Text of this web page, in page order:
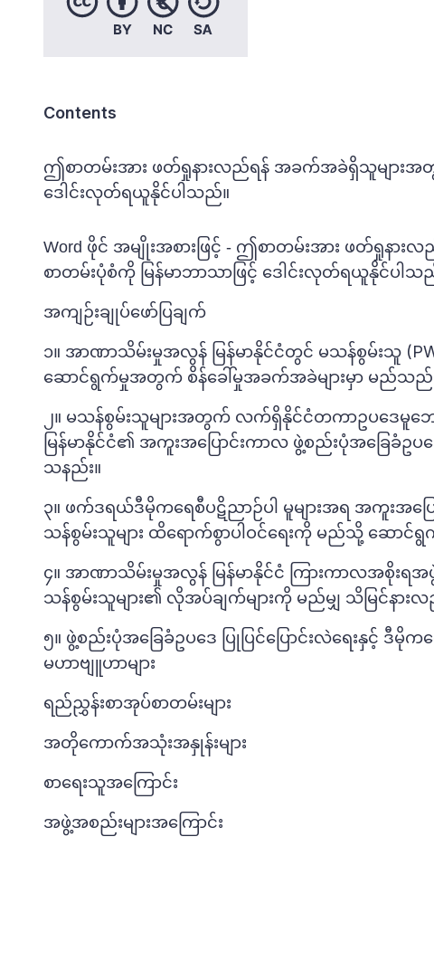
Contents
ဤစာတမ်းအား ဖတ်ရှုနားလည်ရန် အခက်အခဲရှိသူများ
ဒေါင်းလုတ်ရယူနိုင်ပါသည်။
Word ဖိုင် အမျိုးအစားဖြင့် - ဤစာတမ်းအား ဖတ်ရှုနာ
စာတမ်းပုံစံကို မြန်မာဘာသာဖြင့် ဒေါင်းလုတ်ရယူနိုင်ပါသ
အကျဉ်းချုပ်ဖော်ပြချက်
၁။ အာဏာသိမ်းမှုအလွန် မြန်မာနိုင်ငံတွင် မသန်စွမ်းသူ
ဆောင်ရွက်မှုအတွက် စိန်ခေါ်မှုအခက်အခဲများမှာ မည်သ
၂။ မသန်စွမ်းသူများအတွက် လက်ရှိနိုင်ငံတကာဥပဒေမူ
မြန်မာနိုင်ငံ၏ အကူးအပြောင်းကာလ ဖွဲ့စည်းပုံအခြေခံ
သနည်း။
၃။ ဖက်ဒရယ်ဒီမိုကရေစီပဋိညာဉ်ပါ မူများအရ အကူးအပြ
သန်စွမ်းသူများ ထိရောက်စွာပါဝင်ရေးကို မည်သို့ ဆောင်ရွ
၄။ အာဏာသိမ်းမှုအလွန် မြန်မာနိုင်ငံ ကြားကာလအစိုးရ
သန်စွမ်းသူများ၏ လိုအပ်ချက်များကို မည်မျှ သိမြင်နား
၅။ ဖွဲ့စည်းပုံအခြေခံဥပဒေ ပြုပြင်ပြောင်းလဲရေးနှင့် ဒီမိုက
မဟာဗျူဟာများ
ရည်ညွှန်းစာအုပ်စာတမ်းများ
အတိုကောက်အသုံးအနှုန်းများ
စာရေးသူအကြောင်း
အဖွဲ့အစည်းများအကြောင်း